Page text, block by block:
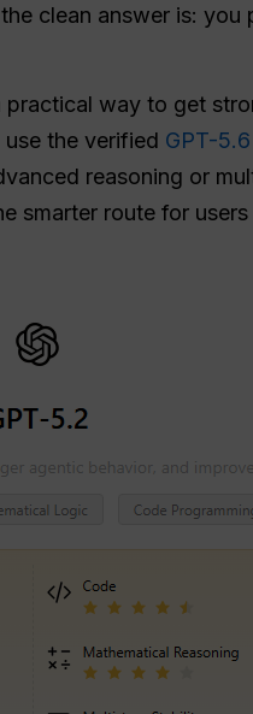
clean answer is:
practical way to get
the verified GPT-
reasoning or
smarter route for